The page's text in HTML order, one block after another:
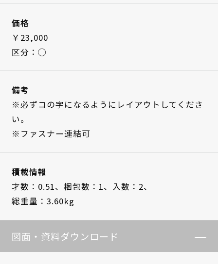
価格
￥23,000
区分：◯
備考
※必ずコの字になるようにレイアウトしてくださ
い。
※ファスナー連結可
積載情報
才数：0.51、 梱包数：1、 入数：2、
総重量：3.60kg
図面・資料ダウンロード